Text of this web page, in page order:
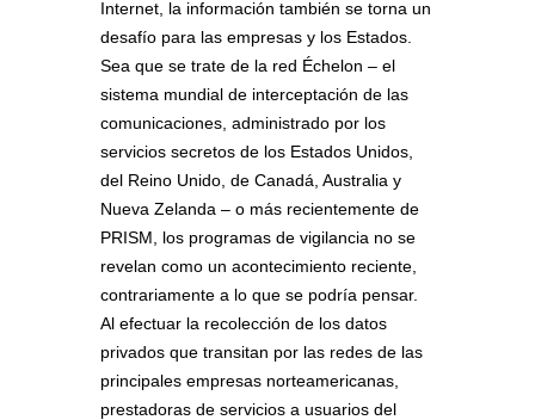
Internet, la información también se torna un
desafío para las empresas y los Estados.
Sea que se trate de la red Échelon – el
sistema mundial de interceptación de las
comunicaciones, administrado por los
servicios secretos de los Estados Unidos,
del Reino Unido, de Canadá, Australia y
Nueva Zelanda – o más recientemente de
PRISM, los programas de vigilancia no se
revelan como un acontecimiento reciente,
contrariamente a lo que se podría pensar.
Al efectuar la recolección de los datos
privados que transitan por las redes de las
principales empresas norteamericanas,
prestadoras de servicios a usuarios del